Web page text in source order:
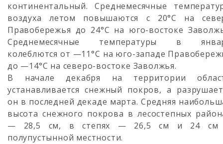
континентальный. Среднемесячные
воздуха летом повышаются с 20°С на
Правобережья до 24°С на юго-востоке
Среднемесячные температуры в
колеблются от —11°С на юго-западе
до —14°С на северо-востоке Заволжья.
В начале декабря на территории
устанавливается снежный покров, а
он в последней декаде марта. Средняя
высота снежного покрова в лесостепных
— 28,5 см, в степях — 26,5 см и 24 см
полупустынной местности.